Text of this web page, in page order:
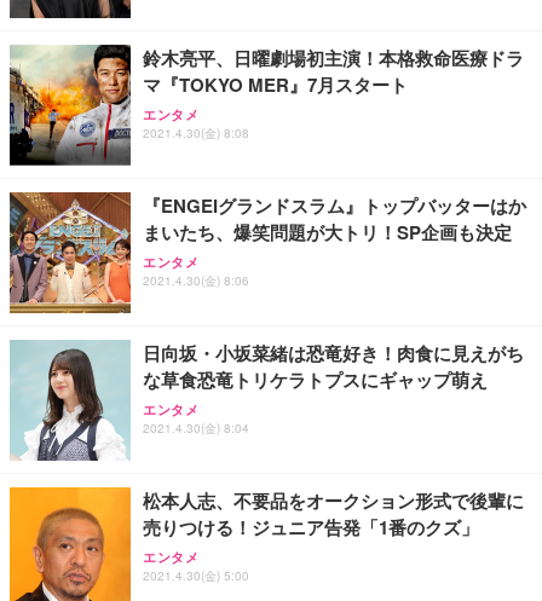
鈴木亮平、日曜劇場初主演！本格救命医療ドラ
マ『TOKYO MER』7月スタート
エンタメ
2021.4.30(金) 8:08
『ENGEIグランドスラム』トップバッターはか
まいたち、爆笑問題が大トリ！SP企画も決定
エンタメ
2021.4.30(金) 8:06
日向坂・小坂菜緒は恐竜好き！肉食に見えがち
な草食恐竜トリケラトプスにギャップ萌え
エンタメ
2021.4.30(金) 8:04
松本人志、不要品をオークション形式で後輩に
売りつける！ジュニア告発「1番のクズ」
エンタメ
2021.4.30(金) 5:00